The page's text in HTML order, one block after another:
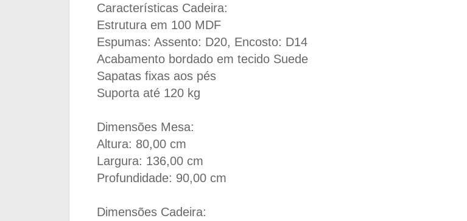
Características Cadeira:
Estrutura em 100 MDF
Espumas: Assento: D20, Encosto: D14
Acabamento bordado em tecido Suede
Sapatas fixas aos pés
Suporta até 120 kg
Dimensões Mesa:
Altura: 80,00 cm
Largura: 136,00 cm
Profundidade: 90,00 cm
Dimensões Cadeira: